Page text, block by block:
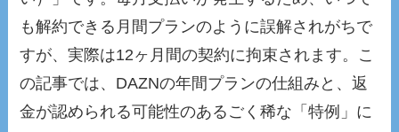
も解約できる月間プランのように誤解されがちで
すが、実際は12ヶ月間の契約に拘束されます。こ
の記事では、DAZNの年間プランの仕組みと、返
金が認められる可能性のあるごく稀な「特例」に